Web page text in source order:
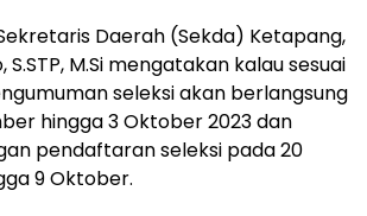
Daerah (Sekda) Ketapang,
M.Si mengatakan kalau sesuai
seleksi akan berlangsung
hingga 3 Oktober 2023 dan
pendaftaran seleksi pada 20
9 Oktober.